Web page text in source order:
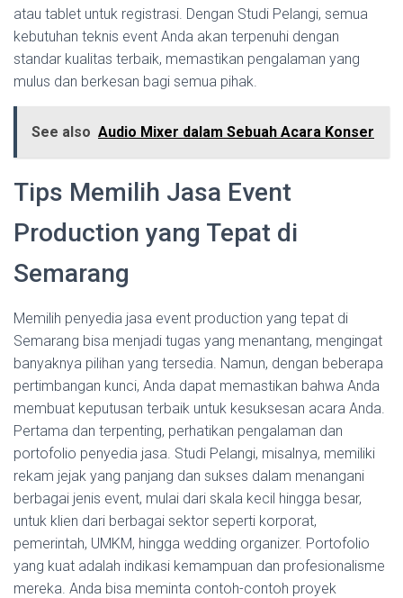
atau tablet untuk registrasi. Dengan Studi Pelangi, semua
kebutuhan teknis event Anda akan terpenuhi dengan
standar kualitas terbaik, memastikan pengalaman yang
mulus dan berkesan bagi semua pihak.
See also Audio Mixer dalam Sebuah Acara Konser
Tips Memilih Jasa Event
Production yang Tepat di
Semarang
Memilih penyedia jasa event production yang tepat di
Semarang bisa menjadi tugas yang menantang, mengingat
banyaknya pilihan yang tersedia. Namun, dengan beberapa
pertimbangan kunci, Anda dapat memastikan bahwa Anda
membuat keputusan terbaik untuk kesuksesan acara Anda.
Pertama dan terpenting, perhatikan pengalaman dan
portofolio penyedia jasa. Studi Pelangi, misalnya, memiliki
rekam jejak yang panjang dan sukses dalam menangani
berbagai jenis event, mulai dari skala kecil hingga besar,
untuk klien dari berbagai sektor seperti korporat,
pemerintah, UMKM, hingga wedding organizer. Portofolio
yang kuat adalah indikasi kemampuan dan profesionalisme
mereka. Anda bisa meminta contoh-contoh proyek